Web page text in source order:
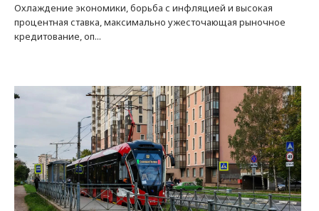
Охлаждение экономики, борьба с инфляцией и высокая
процентная ставка, максимально ужесточающая рыночное
кредитование, оп...